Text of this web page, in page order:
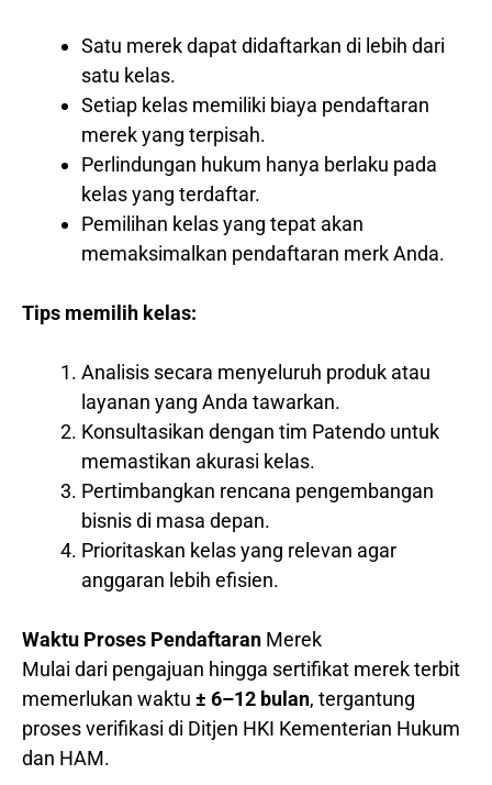
Satu merek dapat didaftarkan di lebih dari
satu kelas.
Setiap kelas memiliki biaya pendaftaran
merek yang terpisah.
Perlindungan hukum hanya berlaku pada
kelas yang terdaftar.
Pemilihan kelas yang tepat akan
memaksimalkan pendaftaran merk Anda.
Tips memilih kelas:
Analisis secara menyeluruh produk atau
layanan yang Anda tawarkan.
Konsultasikan dengan tim Patendo untuk
memastikan akurasi kelas.
Pertimbangkan rencana pengembangan
bisnis di masa depan.
Prioritaskan kelas yang relevan agar
anggaran lebih efisien.
Waktu Proses Pendaftaran Merek
Mulai dari pengajuan hingga sertifikat merek terbit
memerlukan waktu ± 6–12 bulan, tergantung
proses verifikasi di Ditjen HKI Kementerian Hukum
dan HAM.